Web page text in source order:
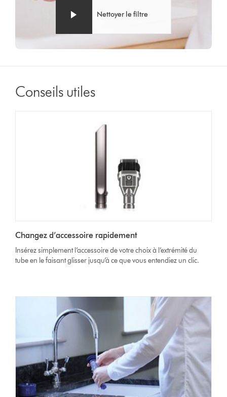
Nettoyer le filtre
Conseils utiles
Changez d’accessoire rapidement
Insérez simplement l’accessoire de votre choix à l’extrémité du
tube en le faisant glisser jusqu’à ce que vous entendiez un clic.